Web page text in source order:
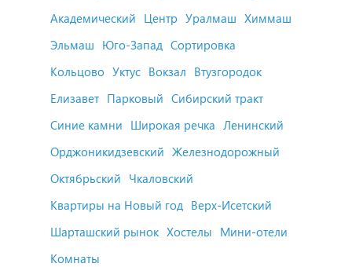
Академический Центр Уралмаш Химмаш
Эльмаш Юго-Запад Сортировка
Кольцово Уктус Вокзал Втузгородок
Елизавет Парковый Сибирский тракт
Синие камни Широкая речка Ленинский
Орджоникидзевский Железнодорожный
Октябрьский Чкаловский
Квартиры на Новый год Верх-Исетский
Шарташский рынок Хостелы Мини-отели
Комнаты